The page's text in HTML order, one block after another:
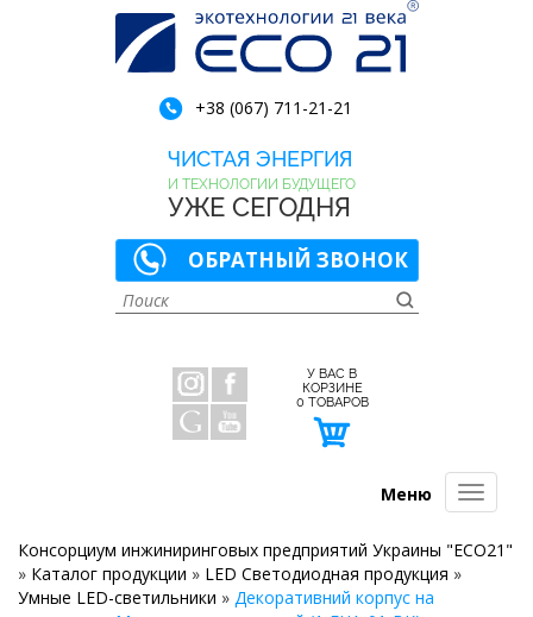
+38 (067) 711-21-21
ЧИСТАЯ ЭНЕРГИЯ
И ТЕХНОЛОГИИ БУДУЩЕГО
УЖЕ СЕГОДНЯ
ОБРАТНЫЙ ЗВОНОК
У ВАС В
КОРЗИНЕ
0 ТОВАРОВ
Меню
Консорциум инжиниринговых предприятий Украины "ECO21"
» Каталог продукции » LED Светодиодная продукция »
Умные LED-светильники » Декоративний корпус на